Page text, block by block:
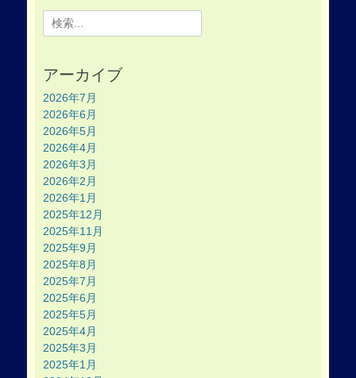
Search
for:
アーカイブ
2026年7月
2026年6月
2026年5月
2026年4月
2026年3月
2026年2月
2026年1月
2025年12月
2025年11月
2025年9月
2025年8月
2025年7月
2025年6月
2025年5月
2025年4月
2025年3月
2025年1月